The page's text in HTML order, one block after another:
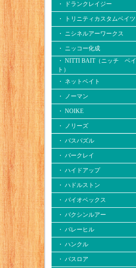
・ ドランクレイジー
・ トリニティカスタムベイツ
・ ニシネルアーワークス
・ ニッコー化成
・ NITTI BAIT（ニッチ ベイ
ト）
・ ネットベイト
・ ノーマン
・ NOIKE
・ ノリーズ
・ バスパズル
・ バークレイ
・ ハイドアップ
・ ハドルストン
・ バイオベックス
・ バクシンルアー
・ バレーヒル
・ ハンクル
・ バスロア